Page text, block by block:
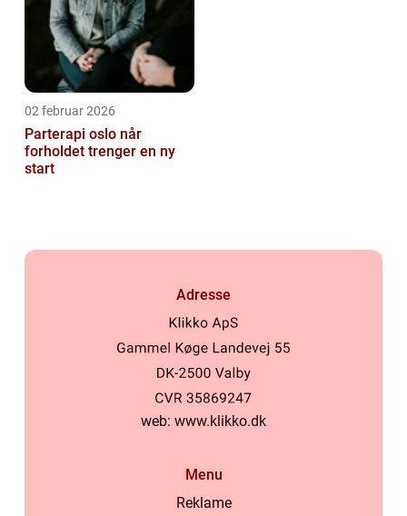
02 februar 2026
Parterapi oslo når
forholdet trenger en ny
start
Adresse
web: www.klikko.dk
Menu
Reklame